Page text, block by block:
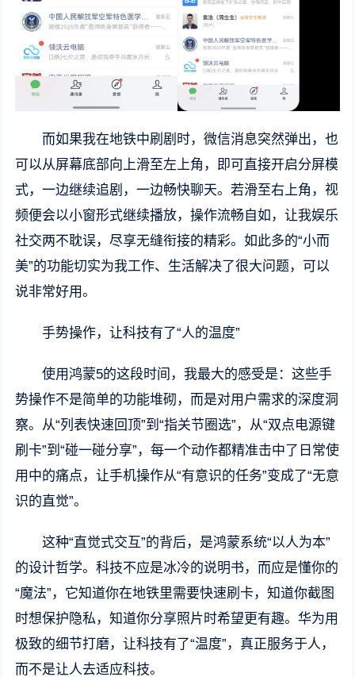
而如果我在地铁中刷剧时，微信消息突然弹出，也
可以从屏幕底部向上滑至左上角，即可直接开启分屏模
式，一边继续追剧，一边畅快聊天。若滑至右上角，视
频便会以小窗形式继续播放，操作流畅自如，让我娱乐
社交两不耽误，尽享无缝衔接的精彩。如此多的“小而
美”的功能切实为我工作、生活解决了很大问题，可以
说非常好用。
手势操作，让科技有了“人的温度”
使用鸿蒙5的这段时间，我最大的感受是：这些手
势操作不是简单的功能堆砌，而是对用户需求的深度洞
察。从“列表快速回顶”到“指关节圈选”，从“双点电源键
刷卡”到“碰一碰分享”，每一个动作都精准击中了日常使
用中的痛点，让手机操作从“有意识的任务”变成了“无意
识的直觉”。
这种“直觉式交互”的背后，是鸿蒙系统“以人为本”
的设计哲学。科技不应是冰冷的说明书，而应是懂你的
“魔法”，它知道你在地铁里需要快速刷卡，知道你截图
时想保护隐私，知道你分享照片时希望更有趣。华为用
极致的细节打磨，让科技有了“温度”，真正服务于人，
而不是让人去适应科技。